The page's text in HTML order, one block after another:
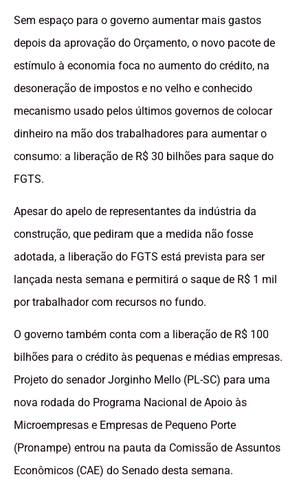
Sem espaço para o governo aumentar mais gastos
depois da aprovação do Orçamento, o novo pacote de
estímulo à economia foca no aumento do crédito, na
desoneração de impostos e no velho e conhecido
mecanismo usado pelos últimos governos de colocar
dinheiro na mão dos trabalhadores para aumentar o
consumo: a liberação de R$ 30 bilhões para saque do
FGTS.
Apesar do apelo de representantes da indústria da
construção, que pediram que a medida não fosse
adotada, a liberação do FGTS está prevista para ser
lançada nesta semana e permitirá o saque de R$ 1 mil
por trabalhador com recursos no fundo.
O governo também conta com a liberação de R$ 100
bilhões para o crédito às pequenas e médias empresas.
Projeto do senador Jorginho Mello (PL-SC) para uma
nova rodada do Programa Nacional de Apoio às
Microempresas e Empresas de Pequeno Porte
(Pronampe) entrou na pauta da Comissão de Assuntos
Econômicos (CAE) do Senado desta semana.